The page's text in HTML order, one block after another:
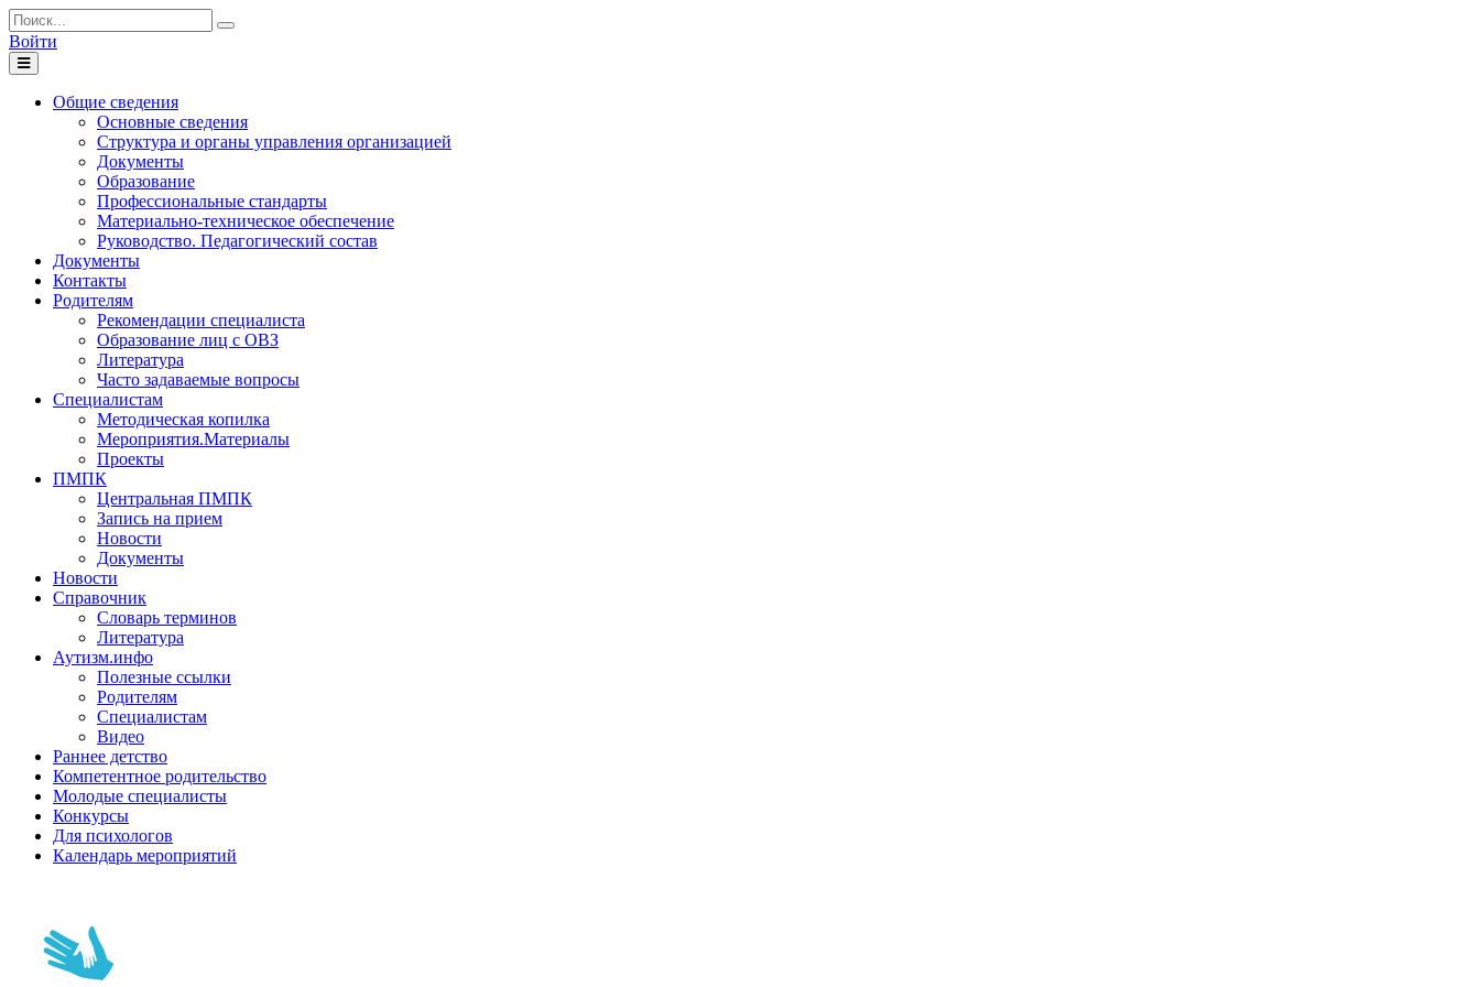
Войти
Toggle
navigation
Общие сведения
Основные сведения
Структура и органы управления организацией
Документы
Образование
Профессиональные стандарты
Материально-техническое обеспечение
Руководство. Педагогический состав
Документы
Контакты
Родителям
Рекомендации специалиста
Образование лиц с ОВЗ
Литература
Часто задаваемые вопросы
Специалистам
Методическая копилка
Мероприятия.Материалы
Проекты
ПМПК
Центральная ПМПК
Запись на прием
Новости
Документы
Новости
Справочник
Словарь терминов
Литература
Аутизм.инфо
Полезные ссылки
Родителям
Специалистам
Видео
Раннее детство
Компетентное родительство
Молодые специалисты
Конкурсы
Для психологов
Календарь мероприятий